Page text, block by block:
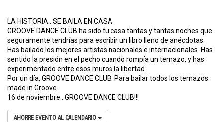
LA HISTORIA…SE BAILA EN CASA
GROOVE DANCE CLUB ha sido tu casa tantas y tantas noches que
seguramente tendrías para escribir un libro lleno de anécdotas.
Has bailado los mejores artistas nacionales e internacionales. Has
sentido la presión en el pecho cuando rompía un temazo, y has
experimentado entre esos muros la libertad.
Por un día, GROOVE DANCE CLUB. Para bailar todos los temazos
made in Groove.
16 de noviembre…GROOVE DANCE CLUB!!!
AHORRE EVENTO AL CALENDARIO